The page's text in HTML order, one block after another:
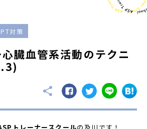
対策
臓血管系活動のテクニ